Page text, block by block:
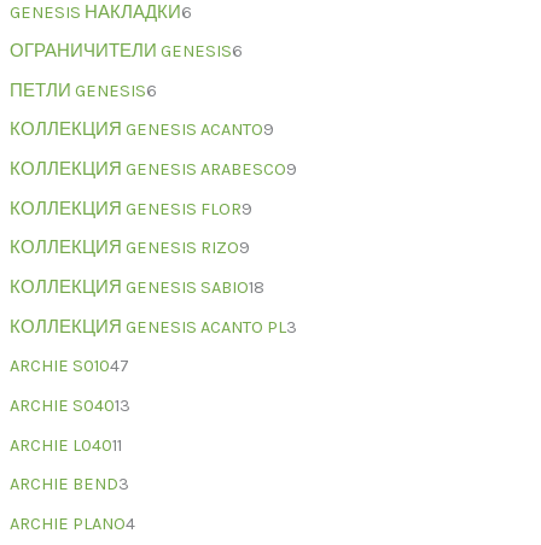
GENESIS НАКЛАДКИ6
ОГРАНИЧИТЕЛИ GENESIS6
ПЕТЛИ GENESIS6
КОЛЛЕКЦИЯ GENESIS ACANTO9
КОЛЛЕКЦИЯ GENESIS ARABESCO9
КОЛЛЕКЦИЯ GENESIS FLOR9
КОЛЛЕКЦИЯ GENESIS RIZO9
КОЛЛЕКЦИЯ GENESIS SABIO18
КОЛЛЕКЦИЯ GENESIS ACANTO PL3
ARCHIE S01047
ARCHIE S04013
ARCHIE L04011
ARCHIE BEND3
ARCHIE PLANO4